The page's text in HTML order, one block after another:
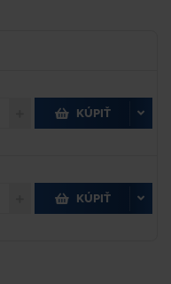
KÚPIŤ
KÚPIŤ